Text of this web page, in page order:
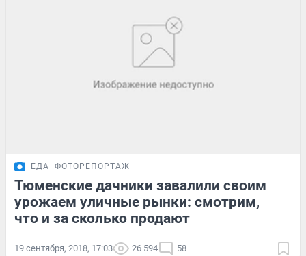
ЕДА ФОТОРЕПОРТАЖ
Тюменские дачники завалили своим
урожаем уличные рынки: смотрим,
что и за сколько продают
19 сентября, 2018, 17:03 26 594 58